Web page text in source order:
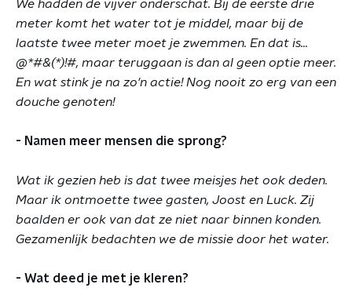
We hadden de vijver onderschat. Bij de eerste drie
meter komt het water tot je middel, maar bij de
laatste twee meter moet je zwemmen. En dat is...
@*#&(*)!#, maar teruggaan is dan al geen optie meer.
En wat stink je na zo'n actie! Nog nooit zo erg van een
douche genoten!
- Namen meer mensen die sprong?
Wat ik gezien heb is dat twee meisjes het ook deden.
Maar ik ontmoette twee gasten, Joost en Luck. Zij
baalden er ook van dat ze niet naar binnen konden.
Gezamenlijk bedachten we de missie door het water.
- Wat deed je met je kleren?